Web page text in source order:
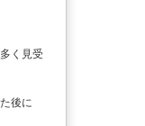
く見受
後に